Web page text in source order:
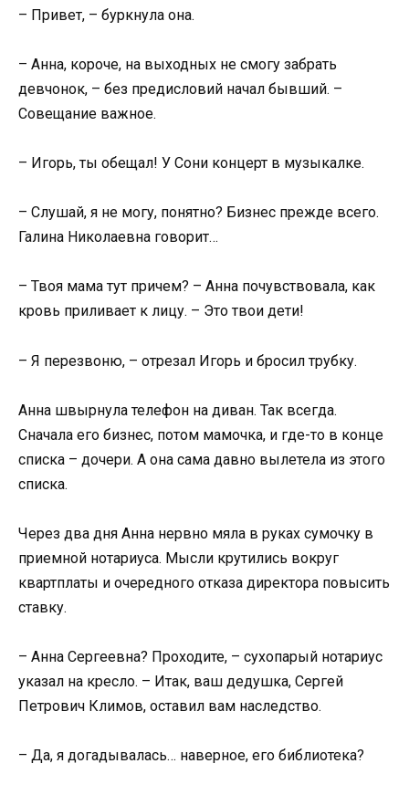
– Привет, – буркнула она.
– Анна, короче, на выходных не смогу забрать
девчонок, – без предисловий начал бывший. –
Совещание важное.
– Игорь, ты обещал! У Сони концерт в музыкалке.
– Слушай, я не могу, понятно? Бизнес прежде всего.
Галина Николаевна говорит…
– Твоя мама тут причем? – Анна почувствовала, как
кровь приливает к лицу. – Это твои дети!
– Я перезвоню, – отрезал Игорь и бросил трубку.
Анна швырнула телефон на диван. Так всегда.
Сначала его бизнес, потом мамочка, и где-то в конце
списка – дочери. А она сама давно вылетела из этого
списка.
Через два дня Анна нервно мяла в руках сумочку в
приемной нотариуса. Мысли крутились вокруг
квартплаты и очередного отказа директора повысить
ставку.
– Анна Сергеевна? Проходите, – сухопарый нотариус
указал на кресло. – Итак, ваш дедушка, Сергей
Петрович Климов, оставил вам наследство.
– Да, я догадывалась… наверное, его библиотека?